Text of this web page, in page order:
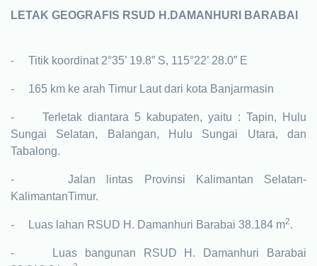
LETAK GEOGRAFIS RSUD H.DAMANHURI BARABAI
- Titik koordinat 2°35’ 19.8” S, 115°22’ 28.0” E
- 165 km ke arah Timur Laut dari kota Banjarmasin
- Terletak diantara 5 kabupaten, yaitu : Tapin, Hulu
Sungai Selatan, Balangan, Hulu Sungai Utara, dan
Tabalong.
- Jalan lintas Provinsi Kalimantan Selatan-
KalimantanTimur.
- Luas lahan RSUD H. Damanhuri Barabai 38.184 m2.
-
Luas bangunan RSUD H. Damanhuri Barabai